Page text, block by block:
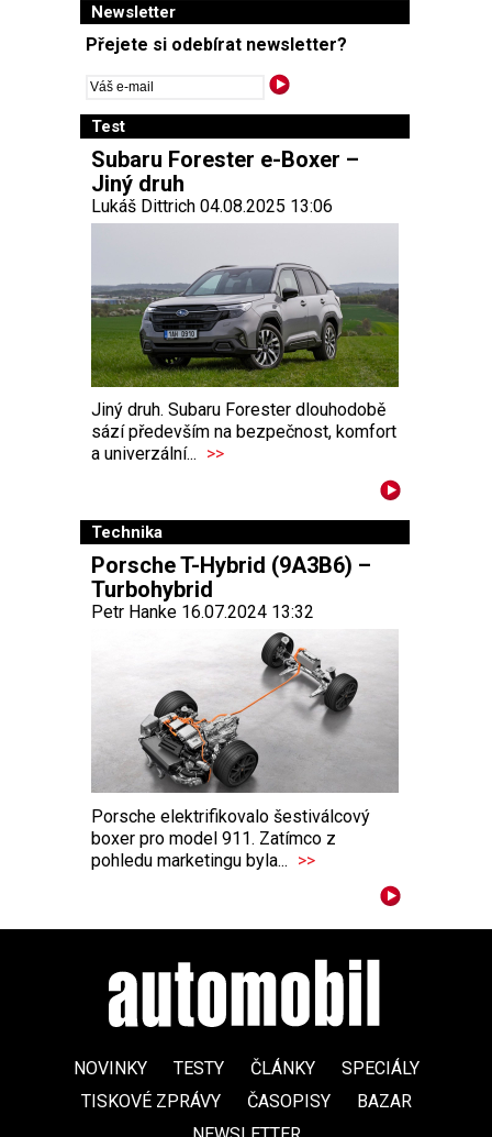
Newsletter
Přejete si odebírat newsletter?
Test
Subaru Forester e-Boxer –
Jiný druh
Lukáš Dittrich 04.08.2025 13:06
Jiný druh. Subaru Forester dlouhodobě
sází především na bezpečnost, komfort
a univerzální... >>
Technika
Porsche T-Hybrid (9A3B6) –
Turbohybrid
Petr Hanke 16.07.2024 13:32
Porsche elektrifikovalo šestiválcový
boxer pro model 911. Zatímco z
pohledu marketingu byla... >>
NOVINKY TESTY ČLÁNKY
SPECIÁLY
TISKOVÉ ZPRÁVY
ČASOPISY
BAZAR